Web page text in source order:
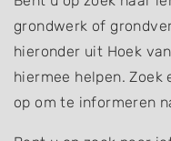
grondwerk of
hieronder uit Hoek
hiermee helpen.
op om te informeren